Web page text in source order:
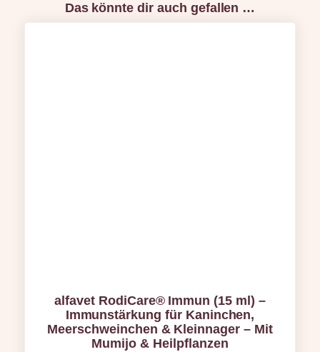
Das könnte dir auch gefallen …
alfavet RodiCare® Immun (15 ml) –
Immunstärkung für Kaninchen,
Meerschweinchen & Kleinnager – Mit
Mumijo & Heilpflanzen